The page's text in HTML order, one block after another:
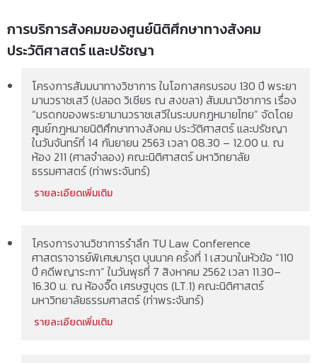
การบริการสังคมของศูนย์นิติศึกษาทางสังคม
ประวัติศาสตร์ และปรัชญา
โครงการสัมมนาทางวิชาการ ในโอกาสครบรอบ 130 ปี พระยา
มานวราชเสวี (ปลอด วิเชียร ณ สงขลา) สัมมนาวิชาการ เรื่อง
“มรดกของพระยามานวราชเสวีในระบบกฎหมายไทย” จัดโดย
ศูนย์กฎหมายนิติศึกษาทางสังคม ประวัติศาสตร์ และปรัชญา
ในวันจันทร์ที่ 14 กันยายน 2563 เวลา 08.30 – 12.00 น. ณ
ห้อง 211 (ศาลจำลอง) คณะนิติศาสตร์ มหาวิทยาลัย
ธรรมศาสตร์ (ท่าพระจันทร์)
รายละเอียดเพิ่มเติม
โครงการงานวิชาการรำลึก TU Law Conference
ศาสตราจารย์พิเศษมารุต บุนนาค ครั้งที่ 1 เสวนาในหัวข้อ “110
ปี คดีพญาระกา” ในวันพุธที่ 7 สิงหาคม 2562 เวลา 11.30–
16.30 น. ณ ห้องจิ๊ด เศรษฐบุตร (LT.1) คณะนิติศาสตร์
มหาวิทยาลัยธรรมศาสตร์ (ท่าพระจันทร์)
รายละเอียดเพิ่มเติม